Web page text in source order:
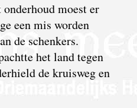
moest er
een mis worden
de schenkers.
het land tegen
de kruisweg en